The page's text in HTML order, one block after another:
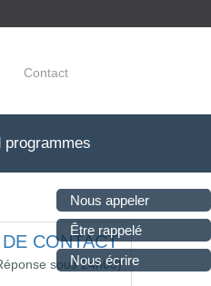
Nous appeler
Être rappelé
Nous écrire
Contact
programmes
CONTACT
sous 24h00)